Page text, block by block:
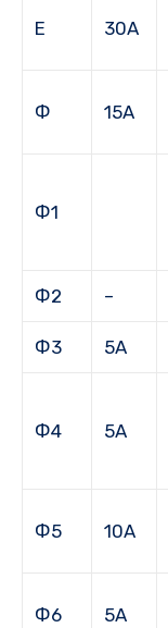
Е 30А
Ф 15А
Ф1
Ф2 –
Ф3 5А
Ф4 5А
Ф5 10А
Ф6 5А